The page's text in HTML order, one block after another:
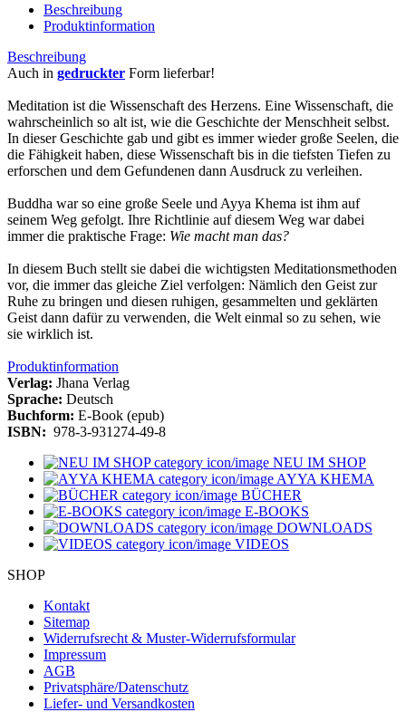
Beschreibung
Produktinformation
Beschreibung
Auch in gedruckter Form lieferbar!
Meditation ist die Wissenschaft des Herzens. Eine Wissenschaft, die
wahrscheinlich so alt ist, wie die Geschichte der Menschheit selbst.
In dieser Geschichte gab und gibt es immer wieder große Seelen, die
die Fähigkeit haben, diese Wissenschaft bis in die tiefsten Tiefen zu
erforschen und dem Gefundenen dann Ausdruck zu verleihen.
Buddha war so eine große Seele und Ayya Khema ist ihm auf
seinem Weg gefolgt. Ihre Richtlinie auf diesem Weg war dabei
immer die praktische Frage: Wie macht man das?
In diesem Buch stellt sie dabei die wichtigsten Meditationsmethoden
vor, die immer das gleiche Ziel verfolgen: Nämlich den Geist zur
Ruhe zu bringen und diesen ruhigen, gesammelten und geklärten
Geist dann dafür zu verwenden, die Welt einmal so zu sehen, wie
sie wirklich ist.
Produktinformation
Verlag: Jhana Verlag
Sprache: Deutsch
Buchform: E-Book (epub)
ISBN: 978-3-931274-49-8
NEU IM SHOP
AYYA KHEMA
BÜCHER
E-BOOKS
DOWNLOADS
VIDEOS
SHOP
Kontakt
Sitemap
Widerrufsrecht & Muster-Widerrufsformular
Impressum
AGB
Privatsphäre/Datenschutz
Liefer- und Versandkosten